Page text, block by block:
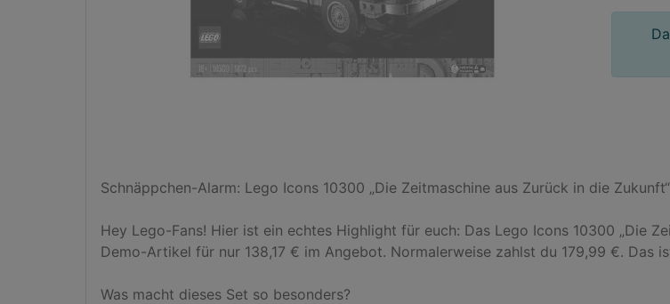
Schnäppchen-Alarm: Lego Icons 10300 „Die Zeitmaschine aus Zurück in die Zukunft“
Hey Lego-Fans! Hier ist ein echtes Highlight für euch: Das Lego Icons 10300 „Die
Demo-Artikel für nur 138,17 € im Angebot. Normalerweise zahlst du 179,99 €. Das
Was macht dieses Set so besonders?